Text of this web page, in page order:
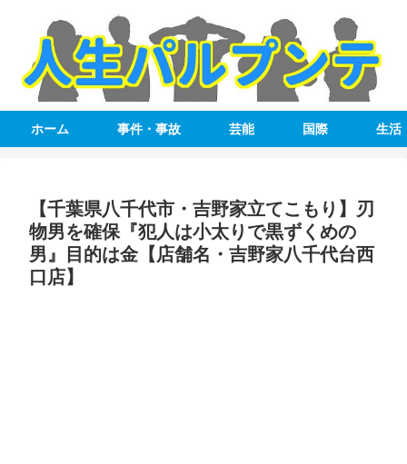
ホーム 事件・事故 芸能 国際 生活
【千葉県八千代市・吉野家立てこもり】刃
物男を確保『犯人は小太りで黒ずくめの
男』目的は金【店舗名・吉野家八千代台西
口店】